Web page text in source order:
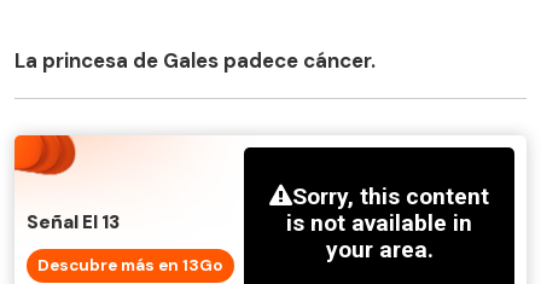
La princesa de Gales padece cáncer.
Señal El 13
Descubre más en 13Go